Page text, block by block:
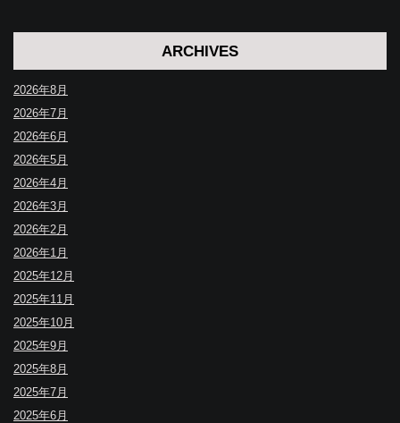
ARCHIVES
2026年8月
2026年7月
2026年6月
2026年5月
2026年4月
2026年3月
2026年2月
2026年1月
2025年12月
2025年11月
2025年10月
2025年9月
2025年8月
2025年7月
2025年6月